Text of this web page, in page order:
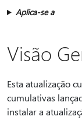
Aplica-se a
Visão
Esta atualização
cumulativas
instalar a